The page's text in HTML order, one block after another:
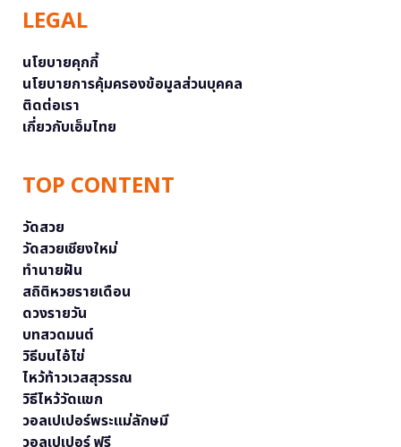
LEGAL
นโยบายคุกกี้
นโยบายการคุ้มครองข้อมูลส่วนบุคคล
ติดต่อเรา
เกี่ยวกับเอ็มไทย
TOP CONTENT
วัดสวย
วัดสวยเชียงใหม่
ทำนายฝัน
สถิติหวยรายเดือน
ดวงรายวัน
บทสวดมนต์
วิธีบนไอ้ไข่
ไหว้ท้าวเวสสุวรรณ
วิธีไหว้วัดแขก
วอลเปเปอร์พระแม่ลักษมี
วอลเปเปอร์ ฟรี